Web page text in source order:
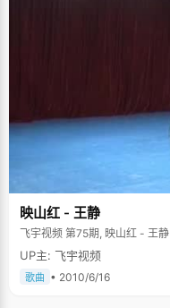
映山红 - 王静
飞宇视频 第75期, 映山红 - 王静
UP主: 飞宇视频
歌曲 • 2010/6/16